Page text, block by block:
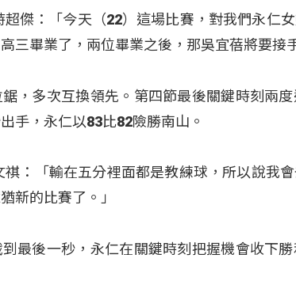
超傑：「今天（22）這場比賽，對我們永仁
三畢業了，兩位畢業之後，那吳宜蓓將要接
，多次互換領先。第四節最後關鍵時刻兩
手，永仁以83比82險勝南山。
祺：「輸在五分裡面都是教練球，所以說我
新的比賽了。」
最後一秒，永仁在關鍵時刻把握機會收下